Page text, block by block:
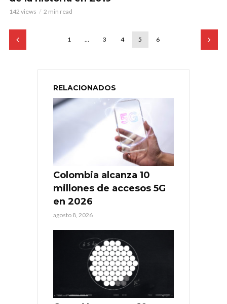
142 views 2 min read
1 … 3 4 5 6
RELACIONADOS
Colombia alcanza 10
millones de accesos 5G
en 2026
agosto 8, 2026